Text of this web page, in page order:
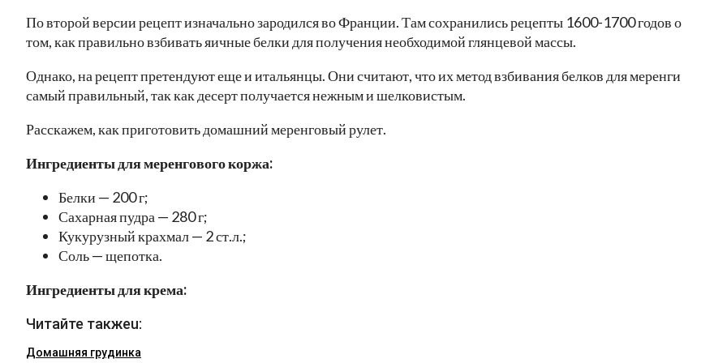
По второй версии рецепт изначально зародился во Франции. Там сохранились рецепты 1600-1700 годов о
том, как правильно взбивать яичные белки для получения необходимой глянцевой массы.
Однако, на рецепт претендуют еще и итальянцы. Они считают, что их метод взбивания белков для меренги
самый правильный, так как десерт получается нежным и шелковистым.
Расскажем, как приготовить домашний меренговый рулет.
Ингредиенты для меренгового коржа:
Белки — 200 г;
Сахарная пудра — 280 г;
Кукурузный крахмал — 2 ст.л.;
Соль — щепотка.
Ингредиенты для крема:
Читайте такжеu:
Домашняя грудинка